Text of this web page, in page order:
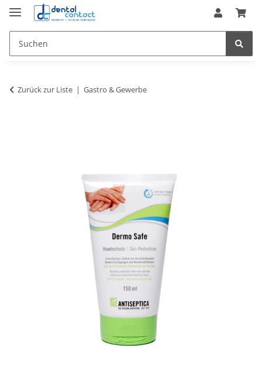
Zurück zur Liste Gastro & Gewerbe